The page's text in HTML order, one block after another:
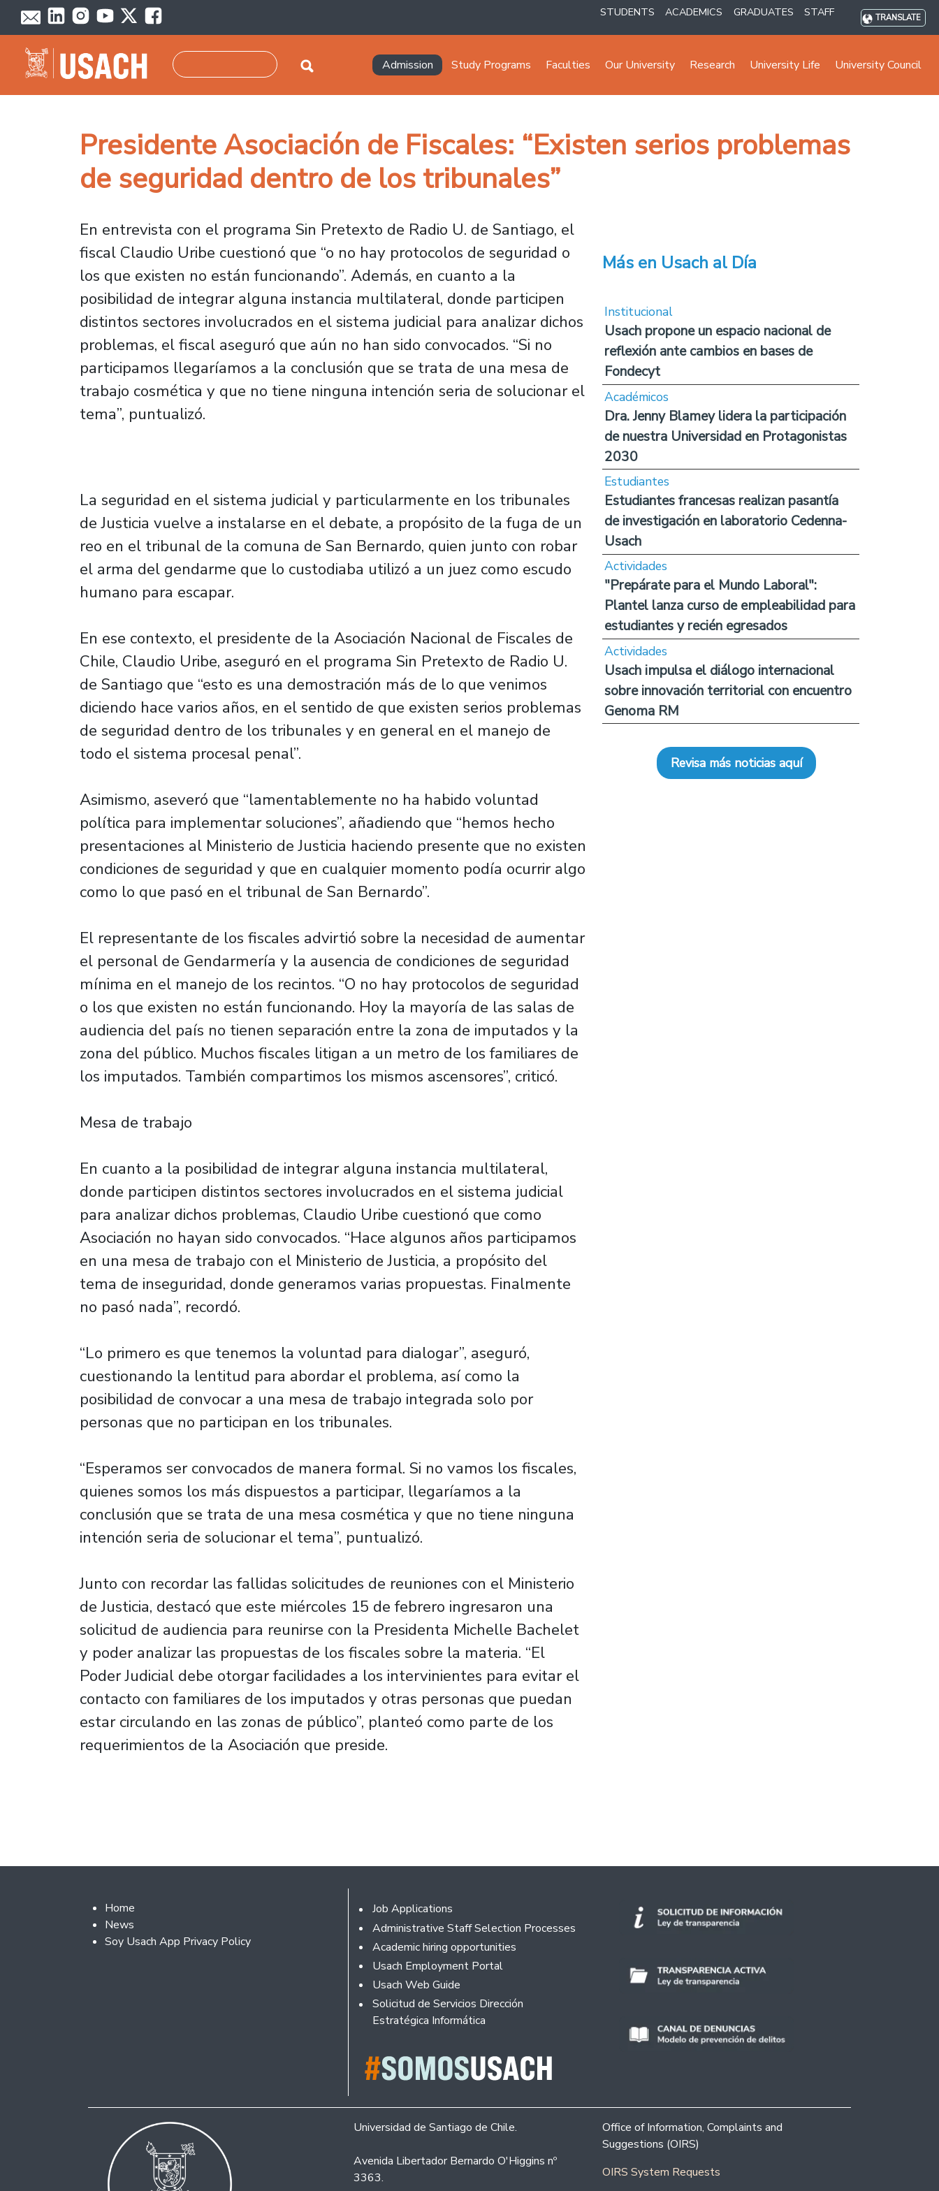
Skip to main content STUDENTS ACADEMICS GRADUATES STAFF TRANSLATE
Navegación principal
Admission Study Programs Faculties Our University Research University Life University Council
Presidente Asociación de Fiscales: “Existen serios problemas
de seguridad dentro de los tribunales”
En entrevista con el programa Sin Pretexto de Radio U. de Santiago, el
fiscal Claudio Uribe cuestionó que “o no hay protocolos de seguridad o
los que existen no están funcionando”. Además, en cuanto a la
posibilidad de integrar alguna instancia multilateral, donde participen
distintos sectores involucrados en el sistema judicial para analizar dichos
problemas, el fiscal aseguró que aún no han sido convocados. “Si no
participamos llegaríamos a la conclusión que se trata de una mesa de
trabajo cosmética y que no tiene ninguna intención seria de solucionar el
tema”, puntualizó.
La seguridad en el sistema judicial y particularmente en los tribunales
de Justicia vuelve a instalarse en el debate, a propósito de la fuga de un
reo en el tribunal de la comuna de San Bernardo, quien junto con robar
el arma del gendarme que lo custodiaba utilizó a un juez como escudo
humano para escapar.
En ese contexto, el presidente de la Asociación Nacional de Fiscales de
Chile, Claudio Uribe, aseguró en el programa Sin Pretexto de Radio U.
de Santiago que “esto es una demostración más de lo que venimos
diciendo hace varios años, en el sentido de que existen serios problemas
de seguridad dentro de los tribunales y en general en el manejo de
todo el sistema procesal penal”.
Asimismo, aseveró que “lamentablemente no ha habido voluntad
política para implementar soluciones”, añadiendo que “hemos hecho
presentaciones al Ministerio de Justicia haciendo presente que no existen
condiciones de seguridad y que en cualquier momento podía ocurrir algo
como lo que pasó en el tribunal de San Bernardo”.
El representante de los fiscales advirtió sobre la necesidad de aumentar
el personal de Gendarmería y la ausencia de condiciones de seguridad
mínima en el manejo de los recintos. “O no hay protocolos de seguridad
o los que existen no están funcionando. Hoy la mayoría de las salas de
audiencia del país no tienen separación entre la zona de imputados y la
zona del público. Muchos fiscales litigan a un metro de los familiares de
los imputados. También compartimos los mismos ascensores”, criticó.
Mesa de trabajo
En cuanto a la posibilidad de integrar alguna instancia multilateral,
donde participen distintos sectores involucrados en el sistema judicial
para analizar dichos problemas, Claudio Uribe cuestionó que como
Asociación no hayan sido convocados. “Hace algunos años participamos
en una mesa de trabajo con el Ministerio de Justicia, a propósito del
tema de inseguridad, donde generamos varias propuestas. Finalmente
no pasó nada”, recordó.
“Lo primero es que tenemos la voluntad para dialogar”, aseguró,
cuestionando la lentitud para abordar el problema, así como la
posibilidad de convocar a una mesa de trabajo integrada solo por
personas que no participan en los tribunales.
“Esperamos ser convocados de manera formal. Si no vamos los fiscales,
quienes somos los más dispuestos a participar, llegaríamos a la
conclusión que se trata de una mesa cosmética y que no tiene ninguna
intención seria de solucionar el tema”, puntualizó.
Junto con recordar las fallidas solicitudes de reuniones con el Ministerio
de Justicia, destacó que este miércoles 15 de febrero ingresaron una
solicitud de audiencia para reunirse con la Presidenta Michelle Bachelet
y poder analizar las propuestas de los fiscales sobre la materia. “El
Poder Judicial debe otorgar facilidades a los intervinientes para evitar el
contacto con familiares de los imputados y otras personas que puedan
estar circulando en las zonas de público”, planteó como parte de los
requerimientos de la Asociación que preside.
Más en Usach al Día
Institucional
Usach propone un espacio nacional de
reflexión ante cambios en bases de
Fondecyt
Académicos
Dra. Jenny Blamey lidera la participación
de nuestra Universidad en Protagonistas
2030
Estudiantes
Estudiantes francesas realizan pasantía
de investigación en laboratorio Cedenna-
Usach
Actividades
"Prepárate para el Mundo Laboral":
Plantel lanza curso de empleabilidad para
estudiantes y recién egresados
Actividades
Usach impulsa el diálogo internacional
sobre innovación territorial con encuentro
Genoma RM
Revisa más noticias aquí
Footer 2
Home
News
Soy Usach App Privacy Policy
Footer
Job Applications
Administrative Staff Selection Processes
Academic hiring opportunities
Usach Employment Portal
Usach Web Guide
Solicitud de Servicios Dirección
Estratégica Informática
Universidad de Santiago de Chile.
Avenida Libertador Bernardo O'Higgins nº
3363.
Office of Information, Complaints and
Suggestions (OIRS)
OIRS System Requests